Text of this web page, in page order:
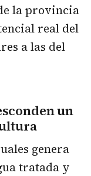
la provincia
real del
a las del
un
genera
tratada y